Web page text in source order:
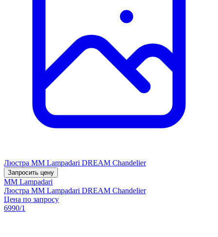
Люстра MM Lampadari DREAM Chandelier
Запросить цену
MM Lampadari
Люстра MM Lampadari DREAM Chandelier
Цена по запросу
6990/1